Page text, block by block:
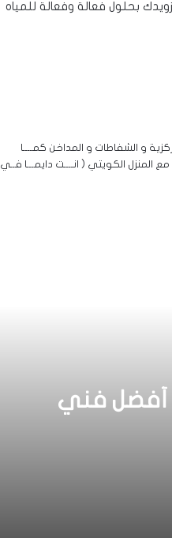
بحلول فعالة وفعالة للمياه
في مجال التهوية المركزية و الشفاطات و المداخن كمــــا
الكويتي ( انــــت دايمـــا فــي
كهربائي منازل الرميثية 99902388 | أفضل فني